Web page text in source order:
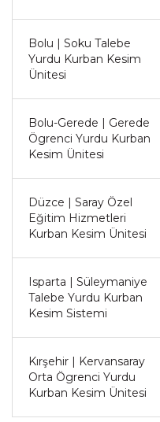
Bolu | Soku Talebe
Yurdu Kurban Kesim
Ünitesi
Bolu-Gerede | Gerede
Ögrenci Yurdu Kurban
Kesim Ünitesi
Düzce | Saray Özel
Eğitim Hizmetleri
Kurban Kesim Ünitesi
Isparta | Süleymaniye
Talebe Yurdu Kurban
Kesim Sistemi
Kırşehir | Kervansaray
Orta Ögrenci Yurdu
Kurban Kesim Ünitesi